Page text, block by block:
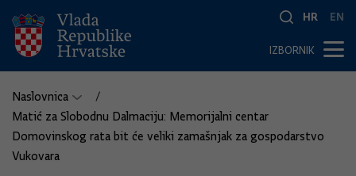
HR EN
IZBORNIK
Naslovnica
Matić za Slobodnu Dalmaciju: Memorijalni centar
Domovinskog rata bit će veliki zamašnjak za gospodarstvo
Vukovara